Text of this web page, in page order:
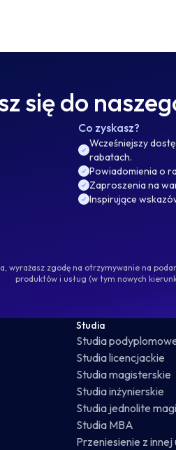
się do
Co zyskasz?
Wcześniejszy
rabatach.
Powiadomienia o
Zaproszenia na
Inspirujące
wyrażasz zgodę na otrzymywanie na
produktów i usług (w tym nowych
Studia
Studia
Studia licencjackie
Studia magisterskie
Studia inżynierskie
Studia jednolite
Studia MBA
Przeniesienie z innej